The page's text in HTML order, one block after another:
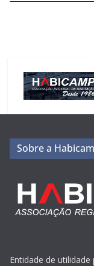
Sobre a
Entidade de